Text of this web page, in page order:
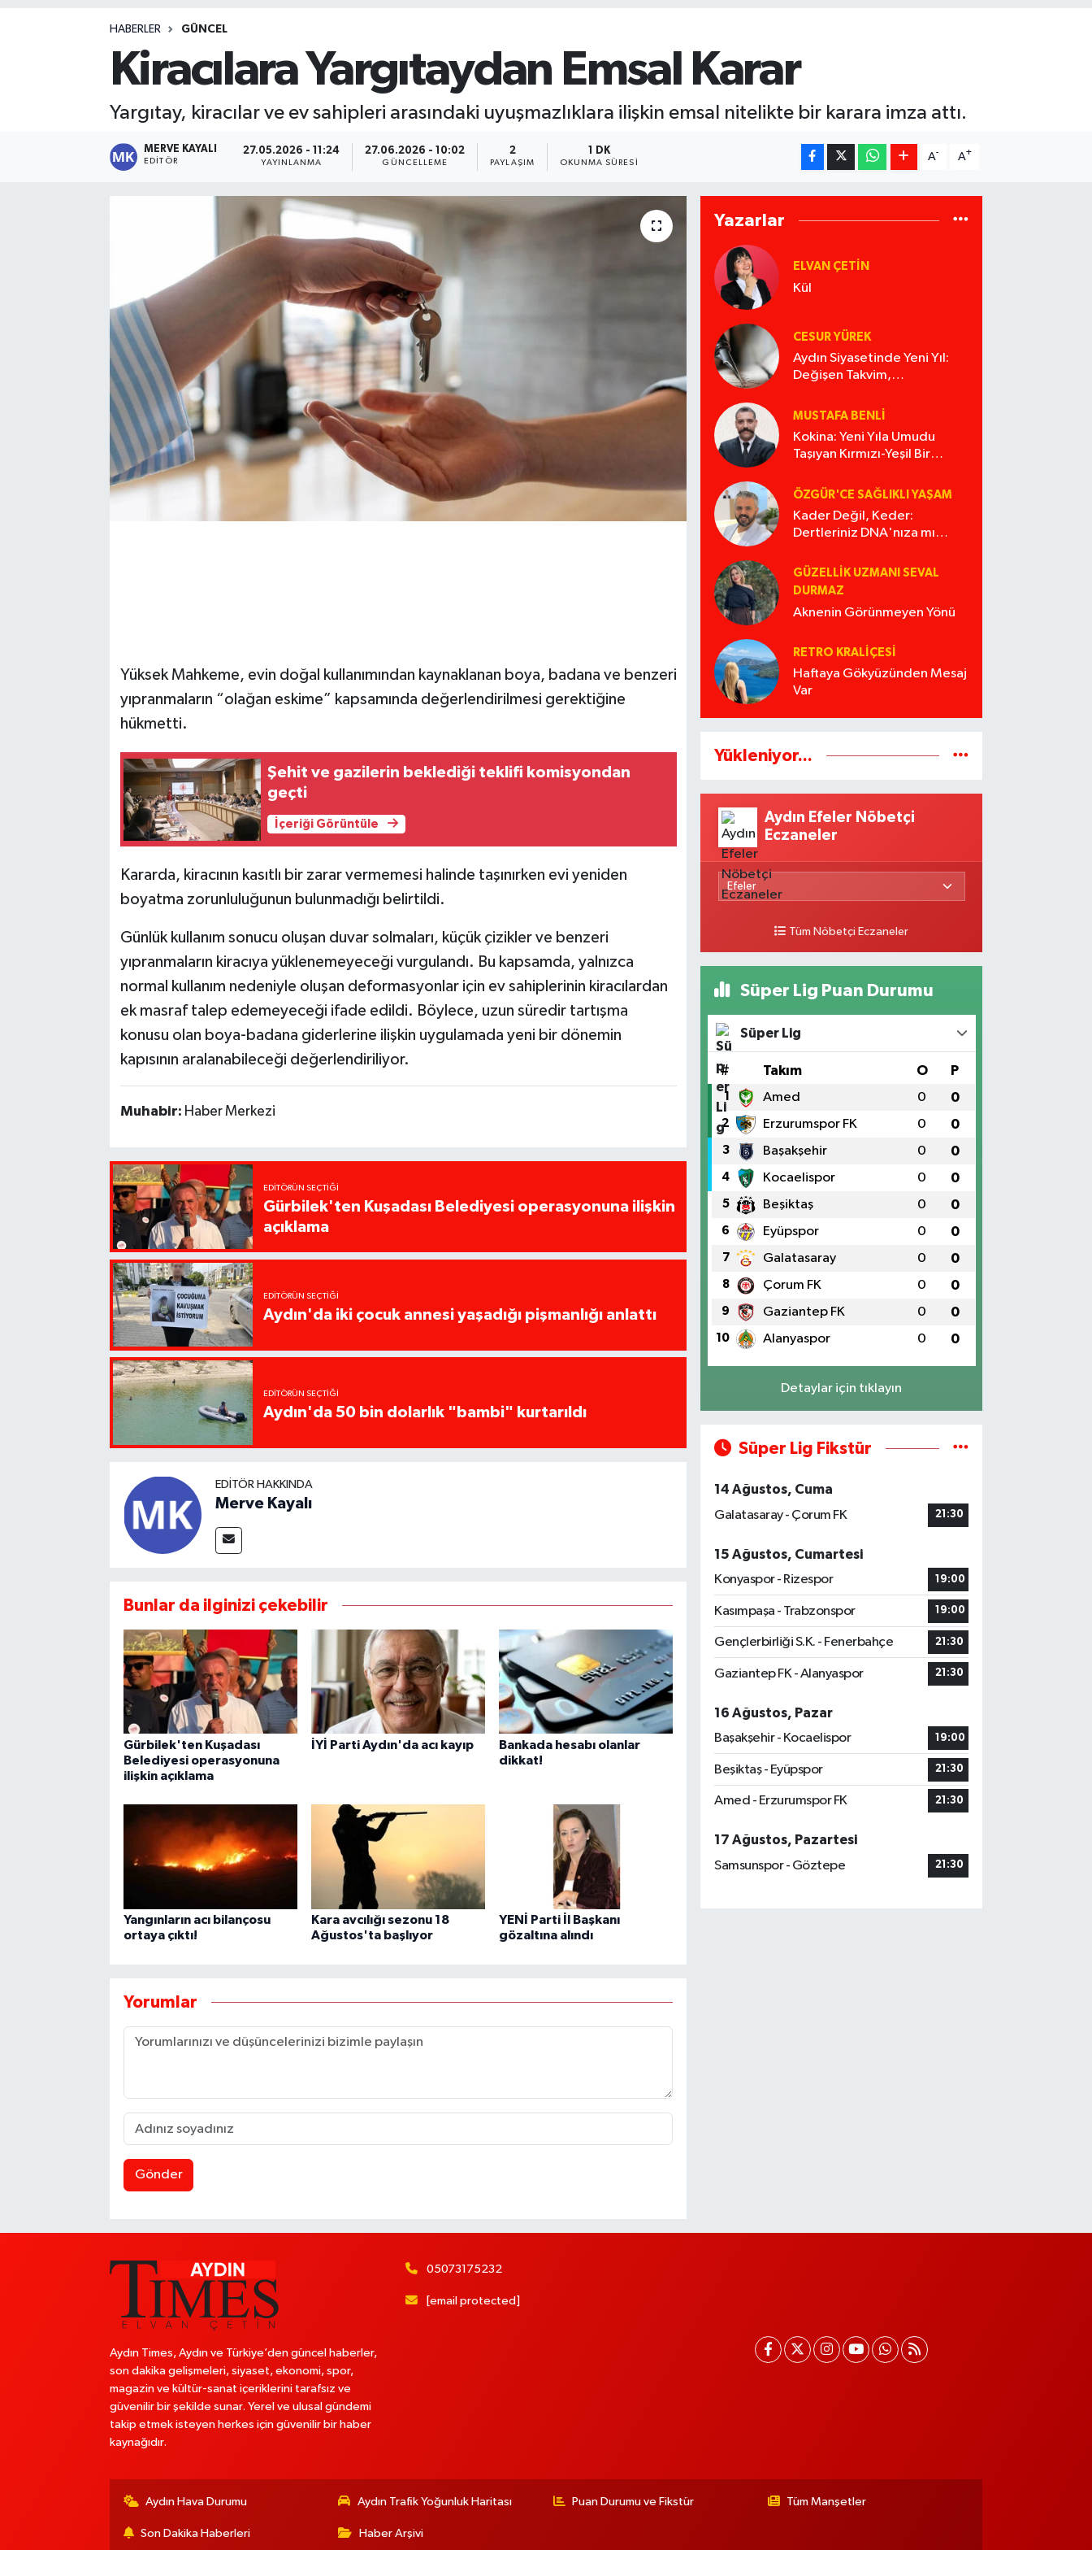
HABERLER GÜNCEL
Kiracılara Yargıtaydan Emsal Karar
Yargıtay, kiracılar ve ev sahipleri arasındaki uyuşmazlıklara ilişkin emsal nitelikte bir karara imza attı.
MERVE KAYALI
EDITÖR
27.05.2026 - 11:24
YAYINLANMA
27.06.2026 - 10:02
GÜNCELLEME
2
PAYLAŞIM
1 DK
OKUNMA SÜRESI
A- A+
Yüksek Mahkeme, evin doğal kullanımından kaynaklanan boya, badana ve benzeri
yıpranmaların “olağan eskime” kapsamında değerlendirilmesi gerektiğine
hükmetti.
Şehit ve gazilerin beklediği teklifi komisyondan
geçti
İçeriği Görüntüle
Kararda, kiracının kasıtlı bir zarar vermemesi halinde taşınırken evi yeniden
boyatma zorunluluğunun bulunmadığı belirtildi.
Günlük kullanım sonucu oluşan duvar solmaları, küçük çizikler ve benzeri
yıpranmaların kiracıya yüklenemeyeceği vurgulandı. Bu kapsamda, yalnızca
normal kullanım nedeniyle oluşan deformasyonlar için ev sahiplerinin kiracılardan
ek masraf talep edemeyeceği ifade edildi. Böylece, uzun süredir tartışma
konusu olan boya-badana giderlerine ilişkin uygulamada yeni bir dönemin
kapısının aralanabileceği değerlendiriliyor.
Muhabir: Haber Merkezi
EDITÖRÜN SEÇTIĞI
Gürbilek'ten Kuşadası Belediyesi operasyonuna ilişkin
açıklama
EDITÖRÜN SEÇTIĞI
Aydın'da iki çocuk annesi yaşadığı pişmanlığı anlattı
EDITÖRÜN SEÇTIĞI
Aydın'da 50 bin dolarlık "bambi" kurtarıldı
EDITÖR HAKKINDA
Merve Kayalı
Bunlar da ilginizi çekebilir
Gürbilek'ten Kuşadası
Belediyesi operasyonuna
ilişkin açıklama
İYİ Parti Aydın'da acı kayıp
Bankada hesabı olanlar
dikkat!
Yangınların acı bilançosu
ortaya çıktı!
Kara avcılığı sezonu 18
Ağustos'ta başlıyor
YENİ Parti İl Başkanı
gözaltına alındı
Yorumlar
Gönder
Yazarlar
ELVAN ÇETIN
Kül
CESUR YÜREK
Aydın Siyasetinde Yeni Yıl:
Değişen Takvim,
MUSTAFA BENLI
Kokina: Yeni Yıla Umudu
Taşıyan Kırmızı-Yeşil Bir
ÖZGÜR'CE SAĞLIKLI YAŞAM
Kader Değil, Keder:
Dertleriniz DNA'nıza mı
GÜZELLIK UZMANI SEVAL
DURMAZ
Aknenin Görünmeyen Yönü
RETRO KRALIÇESI
Haftaya Gökyüzünden Mesaj
Var
Yükleniyor...
Aydın Efeler Nöbetçi
Eczaneler
Tüm Nöbetçi Eczaneler
Süper Lig Puan Durumu
Süper Lig
# Takım O P
1 Amed 0 0
2 Erzurumspor FK 0 0
3 Başakşehir 0 0
4 Kocaelispor 0 0
5 Beşiktaş 0 0
6 Eyüpspor 0 0
7 Galatasaray 0 0
8 Çorum FK 0 0
9 Gaziantep FK 0 0
10 Alanyaspor 0 0
Detaylar için tıklayın
Süper Lig Fikstür
14 Ağustos, Cuma
Galatasaray - Çorum FK
21:30
15 Ağustos, Cumartesi
Konyaspor - Rizespor
19:00
Kasımpaşa - Trabzonspor 19:00
Gençlerbirliği S.K. - Fenerbahçe 21:30
Gaziantep FK - Alanyaspor 21:30
16 Ağustos, Pazar
Başakşehir - Kocaelispor
19:00
Beşiktaş - Eyüpspor 21:30
Amed - Erzurumspor FK 21:30
17 Ağustos, Pazartesi
Samsunspor - Göztepe
21:30
Aydın Times, Aydın ve Türkiye’den güncel haberler,
son dakika gelişmeleri, siyaset, ekonomi, spor,
magazin ve kültür-sanat içeriklerini tarafsız ve
güvenilir bir şekilde sunar. Yerel ve ulusal gündemi
takip etmek isteyen herkes için güvenilir bir haber
kaynağıdır.
05073175232
[email protected]
Aydın Hava Durumu Aydın Trafik Yoğunluk Haritası Puan Durumu ve Fikstür Tüm Manşetler
Son Dakika Haberleri Haber Arşivi